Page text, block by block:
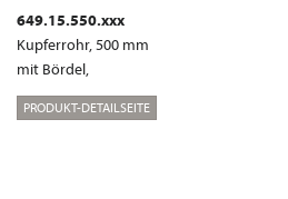
649.15.550.xxx
Kupferrohr, 500 mm
mit Bördel,
PRODUKT-DETAILSEITE